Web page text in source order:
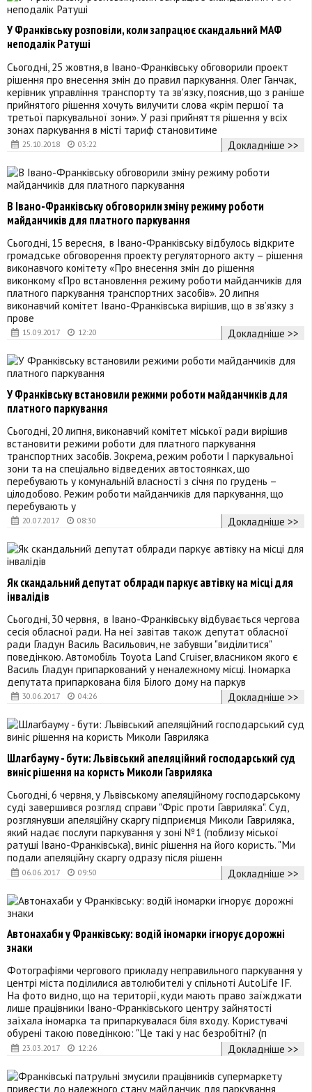
25.10.2018 03:22
У Франківську розповіли, коли запрацює скандальний МАФ
неподалік Ратуші
Сьогодні, 25 жовтня, в Івано-Франківську обговорили проект
рішення про внесення змін до правил паркування. Олег Ганчак,
керівник управління транспорту та зв'язку, пояснив, що з раніше
прийнятого рішення хочуть вилучити слова «крім першої та
третьої паркувальної зони». У разі прийняття рішення у всіх
зонах паркування в місті тариф становитиме
Докладніше >>
15.09.2017 12:20
В Івано-Франківську обговорили зміну режиму роботи
майданчиків для платного паркування
Сьогодні, 15 вересня, в Івано-Франківську відбулось відкрите
громадське обговорення проекту регуляторного акту – рішення
виконавчого комітету «Про внесення змін до рішення
виконкому «Про встановлення режиму роботи майданчиків для
платного паркування транспортних засобів». 20 липня
виконавчий комітет Івано-Франківська вирішив, що в зв’язку з
прове
Докладніше >>
20.07.2017 08:30
У Франківську встановили режими роботи майданчиків для
платного паркування
Сьогодні, 20 липня, виконавчий комітет міської ради вирішив
встановити режими роботи для платного паркування
транспортних засобів. Зокрема, режим роботи І паркувальної
зони та на спеціально відведених автостоянках, що
перебувають у комунальній власності з січня по грудень –
цілодобово. Режим роботи майданчиків для паркування, що
перебувають у
Докладніше >>
30.06.2017 04:26
Як скандальний депутат облради паркує автівку на місці для
інвалідів
Сьогодні, 30 червня, в Івано-Франківську відбувається чергова
сесія обласної ради. На неї завітав також депутат обласної
ради Гладун Василь Васильович, не забувши "виділитися"
поведінкою. Автомобіль Toyota Land Cruiser, власником якого є
Василь Гладун припаркований у неналежному місці. Іномарка
депутата припаркована біля Білого дому на паркув
Докладніше >>
06.06.2017 09:50
Шлагбауму - бути: Львівський апеляційний господарський суд
виніс рішення на користь Миколи Гавриляка
Сьогодні, 6 червня, у Львівському апеляційному господарському
суді завершився розгляд справи "Фріс проти Гавриляка". Суд,
розглянувши апеляційну скаргу підприємця Миколи Гавриляка,
який надає послуги паркування у зоні №1 (поблизу міської
ратуші Івано-Франківська), виніс рішення на його користь. "Ми
подали апеляційну скаргу одразу після рішенн
Докладніше >>
23.03.2017 12:26
Автонахаби у Франківську: водій іномарки ігнорує дорожні
знаки
Фотографіями чергового прикладу неправильного паркування у
центрі міста поділилися автолюбителі у спільноті AutoLife IF.
На фото видно, що на території, куди мають право заїжджати
лише працівники Івано-Франківського центру зайнятості
заїхала іномарка та припаркувалася біля входу. Користувачі
обурені такою поведінкою: "Це такі у нас безробітні? (п
Докладніше >>